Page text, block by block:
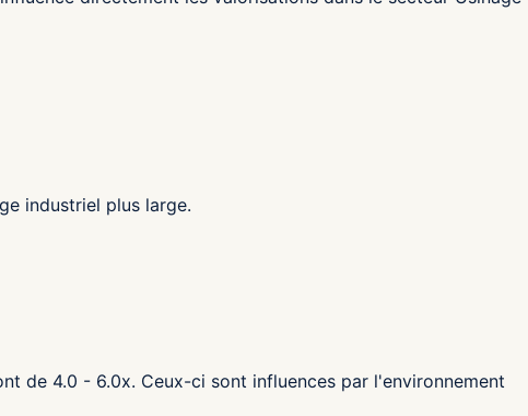
industriel plus large.
de 4.0 - 6.0x. Ceux-ci sont influences par l'environnement